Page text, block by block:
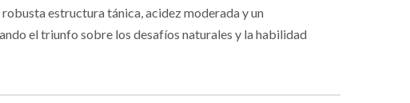
estructura tánica, acidez moderada y un
el triunfo sobre los desafíos naturales y la habilidad